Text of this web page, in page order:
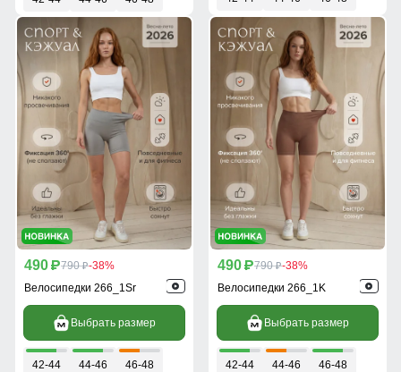
490 p790 p-38%
Велосипедки 266_1Sr
Выбрать размер
42-44 44-46 46-48
490 p790 p-38%
Велосипедки 266_1K
Выбрать размер
42-44 44-46 46-48